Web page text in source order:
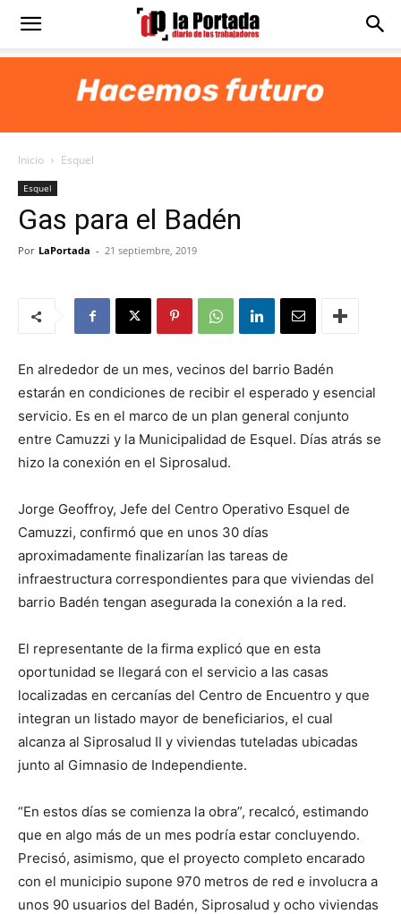
Diario
Portada
Inicio Esquel
Esquel
Gas para el Badén
Por LaPortada - 21 septiembre, 2019
En alrededor de un mes, vecinos del barrio Badén
estarán en condiciones de recibir el esperado y esencial
servicio. Es en el marco de un plan general conjunto
entre Camuzzi y la Municipalidad de Esquel. Días atrás se
hizo la conexión en el Siprosalud.
Jorge Geoffroy, Jefe del Centro Operativo Esquel de
Camuzzi, confirmó que en unos 30 días
aproximadamente finalizarían las tareas de
infraestructura correspondientes para que viviendas del
barrio Badén tengan asegurada la conexión a la red.
El representante de la firma explicó que en esta
oportunidad se llegará con el servicio a las casas
localizadas en cercanías del Centro de Encuentro y que
integran un listado mayor de beneficiarios, el cual
alcanza al Siprosalud II y viviendas tuteladas ubicadas
junto al Gimnasio de Independiente.
“En estos días se comienza la obra”, recalcó, estimando
que en algo más de un mes podría estar concluyendo.
Precisó, asimismo, que el proyecto completo encarado
con el municipio supone 970 metros de red e involucra a
unos 90 usuarios del Badén, Siprosalud y ocho viviendas